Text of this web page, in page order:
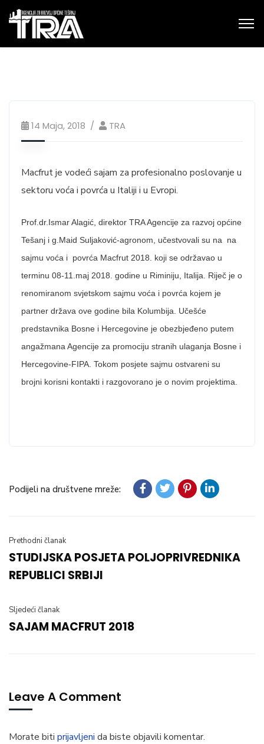
14 Maja, 2018 TRA
Macfrut je vodeći sajam za profesionalno poslovanje u
sektoru voća i povrća u Italiji i u Evropi.
Prof.dr.Ismar Alagić, direktor TRA Agencije za razvoj općine
Tešanj i g.Maid Suljaković-agronom, učestvovali su na na
sajmu voća i povrća Macfrut 2018. koji se održavao u
terminu 08-11.maj 2018. godine u Riminiju, Italija. Riječ je o
renomiranom svjetskom sajmu voća i povrća kojem je
partner država ove godine bila Kolumbija. Učešće
predstavnika Bosne i Hercegovine je obezbjeđeno putem
angažmana Agencije za promociju stranih ulaganja Bosne i
Hercegovine-FIPA. Tokom posjete sajmu ostvareni su
brojni korisni kontakti i razgovorano je o novim projektima.
Podijeli na društvene mreže:
Prethodni članak
STUDIJSKA POSJETA POLJOPRIVREDNIKA
REPUBLICI SRBIJI
Sljedeći članak
SAJAM MACFRUT 2018
Leave A Comment
Morate biti prijavljeni da biste objavili komentar.